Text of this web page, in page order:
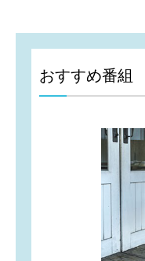
おすすめ番組